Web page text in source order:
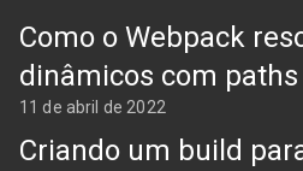
Como o Webpack
dinâmicos com
11 de abril de 2022
Criando um build